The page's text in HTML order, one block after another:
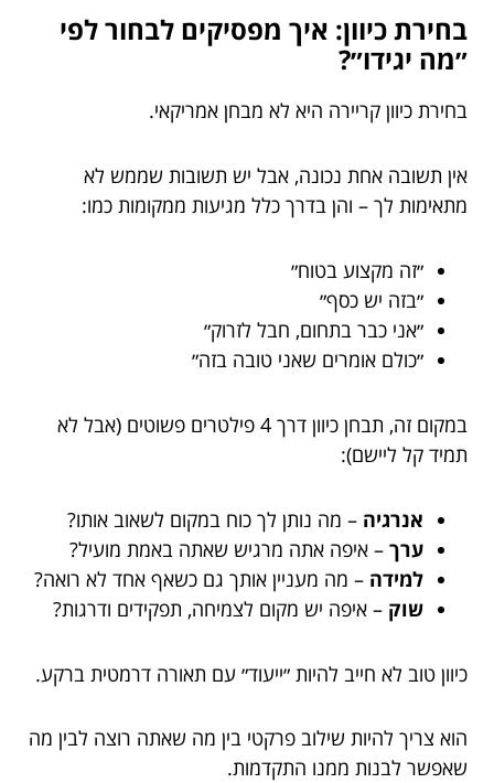
בחירת כיוון: איך מפסיקים לבחור לפי
״מה יגידו״?
בחירת כיוון קריירה היא לא מבחן אמריקאי.
אין תשובה אחת נכונה, אבל יש תשובות שממש לא
מתאימות לך – והן בדרך כלל מגיעות ממקומות כמו:
״זה מקצוע בטוח״
״בזה יש כסף״
״אני כבר בתחום, חבל לזרוק״
״כולם אומרים שאני טובה בזה״
במקום זה, תבחן כיוון דרך 4 פילטרים פשוטים (אבל לא
תמיד קל ליישם):
אנרגיה – מה נותן לך כוח במקום לשאוב אותו?
ערך – איפה אתה מרגיש שאתה באמת מועיל?
למידה – מה מעניין אותך גם כשאף אחד לא רואה?
שוק – איפה יש מקום לצמיחה, תפקידים ודרגות?
כיוון טוב לא חייב להיות ״ייעוד״ עם תאורה דרמטית ברקע.
הוא צריך להיות שילוב פרקטי בין מה שאתה רוצה לבין מה
שאפשר לבנות ממנו התקדמות.